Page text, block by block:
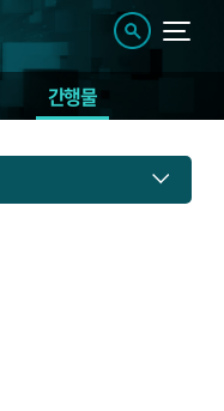
간행물